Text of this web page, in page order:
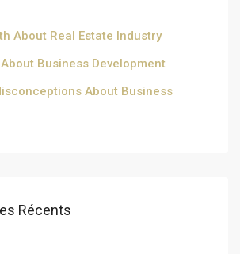
About Real Estate Industry
Business Development
About Business
Récents